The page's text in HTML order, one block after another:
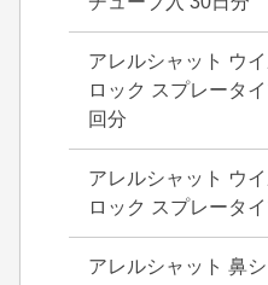
アレルシャット ウ
ロック スプレータ
回分
アレルシャット ウ
ロック スプレータ
アレルシャット 鼻